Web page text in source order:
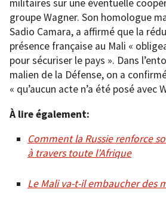
militaires sur une éventuelle
groupe Wagner. Son homologue
Sadio Camara, a affirmé que la
présence française au Mali «
pour sécuriser le pays ». Dans
malien de la Défense, on a
« qu’aucun acte n’a été posé avec
À lire également:
Comment la Russie renforce
à travers toute l’Afrique
Le Mali va-t-il embaucher des